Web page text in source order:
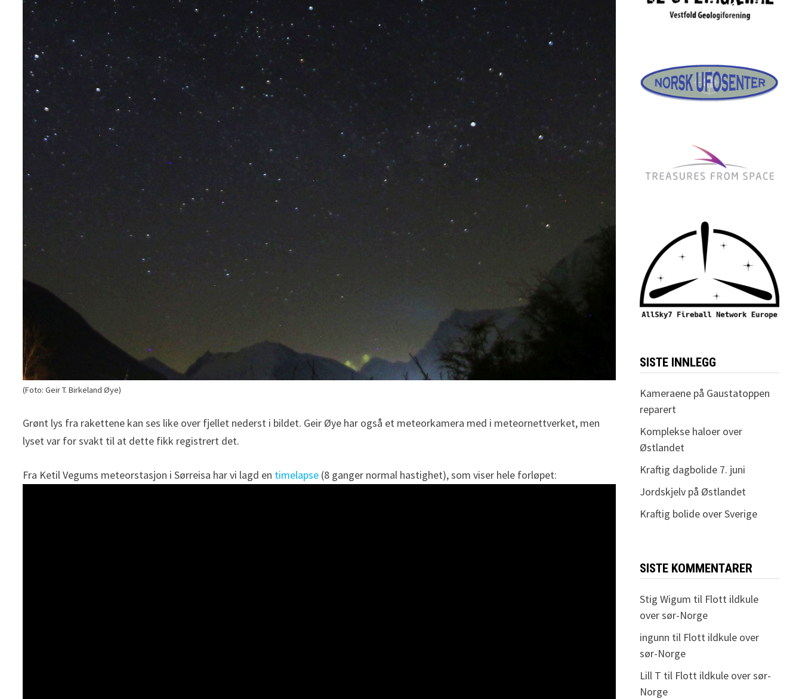
(Foto: Geir T. Birkeland Øye)
Grønt lys fra rakettene kan ses like over fjellet nederst i bildet. Geir Øye har også et meteorkamera med i meteornettverket, men
lyset var for svakt til at dette fikk registrert det.
Fra Ketil Vegums meteorstasjon i Sørreisa har vi lagd en timelapse (8 ganger normal hastighet), som viser hele forløpet:
SISTE INNLEGG
Kameraene på Gaustatoppen
reparert
Komplekse haloer over
Østlandet
Kraftig dagbolide 7. juni
Jordskjelv på Østlandet
Kraftig bolide over Sverige
SISTE KOMMENTARER
Stig Wigum til Flott ildkule
over sør-Norge
ingunn til Flott ildkule over
sør-Norge
Lill T til Flott ildkule over sør-
Norge